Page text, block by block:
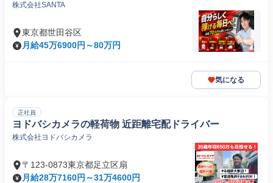
株式会社SANTA
東京都世田谷区
月給45万6900円～80万円
気になる
正社員
ヨドバシカメラの軽荷物 近距離宅配ドライバー
株式会社ヨドバシカメラ
〒123-0873東京都足立区扇
月給28万7160円～31万4600円